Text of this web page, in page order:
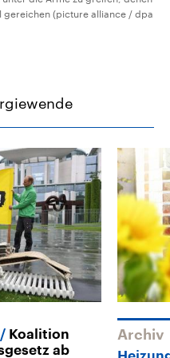
gereichen (picture alliance / dpa
Koalition
ab
Archiv